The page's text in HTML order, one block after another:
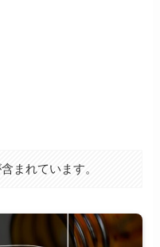
まれています。